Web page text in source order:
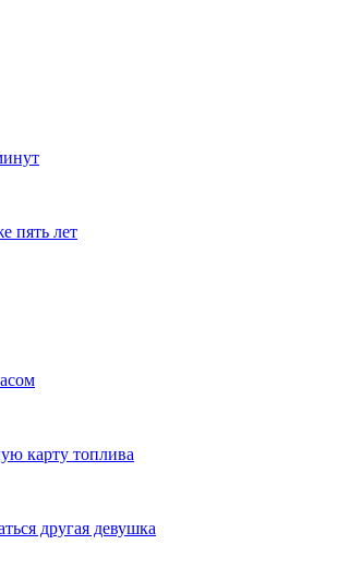
пять лет
карту топлива
другая девушка